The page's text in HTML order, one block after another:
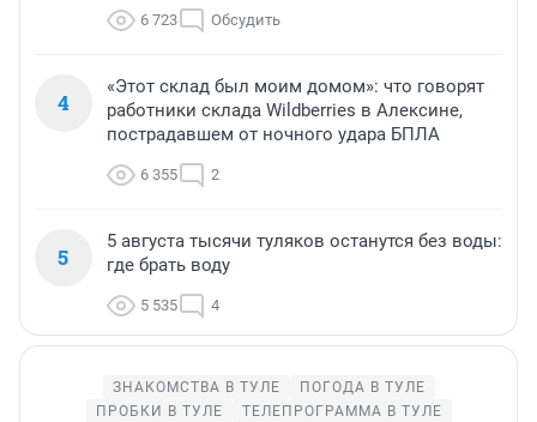
6 723 Обсудить
4
«Этот склад был моим домом»: что говорят
работники склада Wildberries в Алексине,
пострадавшем от ночного удара БПЛА
6 355 2
5
5 августа тысячи туляков останутся без воды:
где брать воду
5 535 4
ЗНАКОМСТВА В ТУЛЕ
ПОГОДА В ТУЛЕ
ПРОБКИ В ТУЛЕ
ТЕЛЕПРОГРАММА В ТУЛЕ